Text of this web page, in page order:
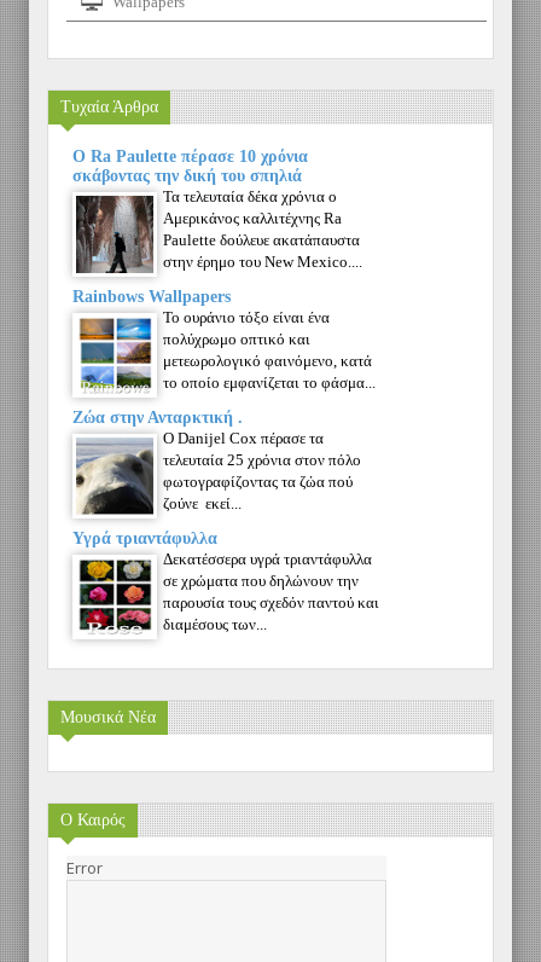
Τυχαία Άρθρα
Ο Ra Paulette πέρασε 10 χρόνια
σκάβοντας την δική του σπηλιά
Τα τελευταία δέκα χρόνια ο
Αμερικάνος καλλιτέχνης Ra
Paulette δούλευε ακατάπαυστα
στην έρημο του New Mexico....
Rainbows Wallpapers
Το ουράνιο τόξο είναι ένα
πολύχρωμο οπτικό και
μετεωρολογικό φαινόμενο, κατά
το οποίο εμφανίζεται το φάσμα...
Ζώα στην Ανταρκτική .
Ο Danijel Cox πέρασε τα
τελευταία 25 χρόνια στον πόλο
φωτογραφίζοντας τα ζώα πού
ζούνε εκεί...
Υγρά τριαντάφυλλα
Δεκατέσσερα υγρά τριαντάφυλλα
σε χρώματα που δηλώνουν την
παρουσία τους σχεδόν παντού και
διαμέσους των...
Μουσικά Νέα
Ο Καιρός